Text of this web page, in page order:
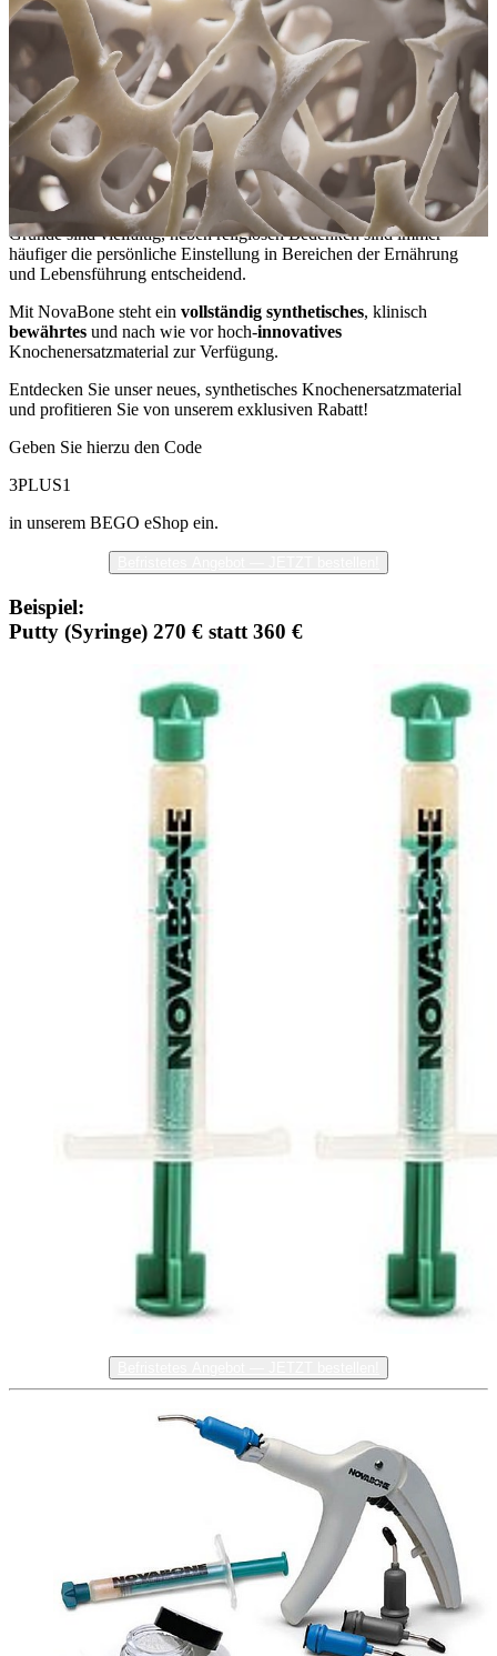
NovaBone – auf ganzer Line einzigartig
Seit den letzten Jahren steigt vermehrt die Nachfrage der Patienten
nach einer biologisch neutralen Alternative zu
Knochenersatzmaterialien tierischen oder humanen Ursprungs. Die
Gründe sind vielfältig, neben religiösen Bedenken sind immer
häufiger die persönliche Einstellung in Bereichen der Ernährung
und Lebensführung entscheidend.
Mit NovaBone steht ein vollständig synthetisches, klinisch
bewährtes und nach wie vor hoch-innovatives
Knochenersatzmaterial zur Verfügung.
Entdecken Sie unser neues, synthetisches Knochenersatzmaterial
und profitieren Sie von unserem exklusiven Rabatt!
Geben Sie hierzu den Code
3PLUS1
in unserem BEGO eShop ein.
Beispiel:
Putty (Syringe) 270 € statt 360 €